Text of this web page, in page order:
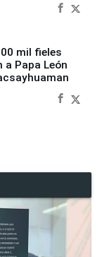
mil fieles
a Papa León